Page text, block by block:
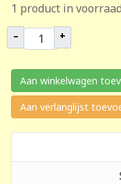
1 product in voorraad
– +
Aan winkelwagen
Aan verlanglijst